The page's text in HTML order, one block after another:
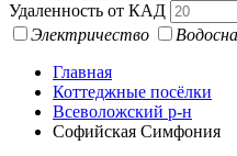
Удаленность от КАД
Электричество
Главная
Коттеджные посёлки
Всеволожский р-н
Софийская Симфония